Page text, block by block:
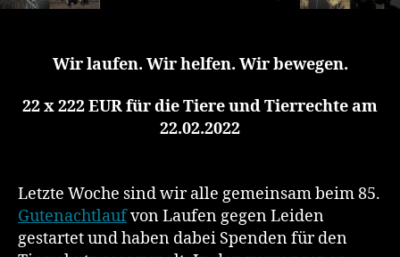
Wir laufen. Wir helfen. Wir bewegen.
22 x 222 EUR für die Tiere und Tierrechte am
22.02.2022
Letzte Woche sind wir alle gemeinsam beim 85.
Gutenachtlaufvon Laufen gegen Leiden
gestartet und haben dabei Spenden für den